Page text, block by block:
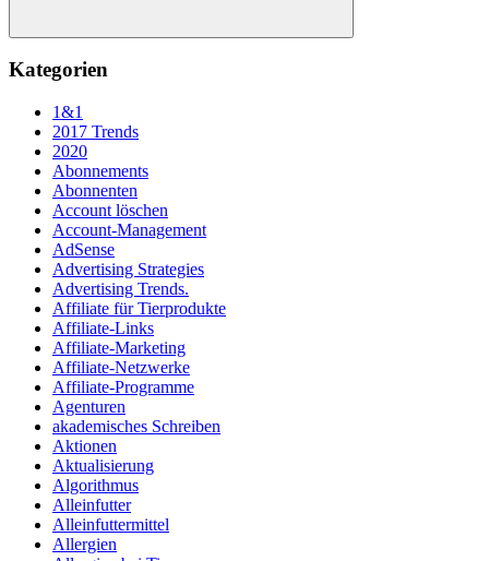
Suchen
Kategorien
1&1
2017 Trends
2020
Abonnements
Abonnenten
Account löschen
Account-Management
AdSense
Advertising Strategies
Advertising Trends.
Affiliate für Tierprodukte
Affiliate-Links
Affiliate-Marketing
Affiliate-Netzwerke
Affiliate-Programme
Agenturen
akademisches Schreiben
Aktionen
Aktualisierung
Algorithmus
Alleinfutter
Alleinfuttermittel
Allergien